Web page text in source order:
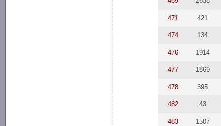
471 421
474 134
476 1914
477 1869
478 395
482 43
483 1507